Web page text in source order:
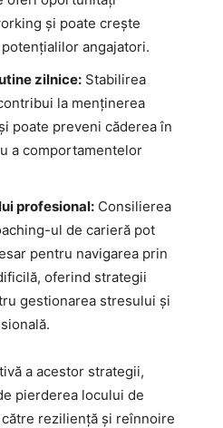
și poate crește
angajatori.
zilnice: Stabilirea
la menținerea
poate preveni căderea în
a comportamentelor
profesional: Consilierea
ul de carieră pot
pentru navigarea prin
oferind strategii
gestionarea stresului și
a acestor strategii,
pierderea locului de
reziliență și reînnoire